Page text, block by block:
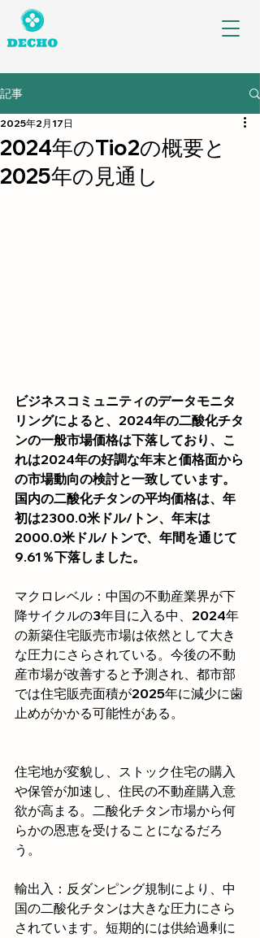
記事
2024年のTio2の概要と
2025年の見通し
2025年2月17日
ビジネスコミュニティのデータモニタ
リングによると、2024年の二酸化チタ
ンの一般市場価格は下落しており、こ
れは2024年の好調な年末と価格面から
の市場動向の検討と一致しています。
国内の二酸化チタンの平均価格は、年
初は2300.0米ドル/トン、年末は
2000.0米ドル/トンで、年間を通じて
9.61％下落しました。
マクロレベル：中国の不動産業界が下
降サイクルの3年目に入る中、2024年
の新築住宅販売市場は依然として大き
な圧力にさらされている。今後の不動
産市場が改善すると予測され、都市部
では住宅販売面積が2025年に減少に歯
止めがかかる可能性がある。
住宅地が変貌し、ストック住宅の購入
や保管が加速し、住民の不動産購入意
欲が高まる。二酸化チタン市場から何
らかの恩恵を受けることになるだろ
う。
輸出入：反ダンピング規制により、中
国の二酸化チタンは大きな圧力にさら
されています。短期的には供給過剰に